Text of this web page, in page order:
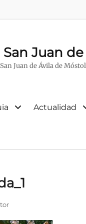
Juan
Juan de Ávila de
Actualidad